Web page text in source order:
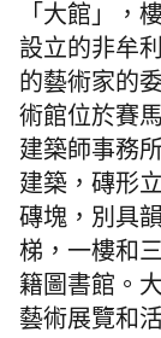
「大館」，
設立的非牟
的藝術家的
術館位於賽
建築師事務
建築，磚形
磚塊，別具
梯，一樓和
籍圖書館。
藝術展覽和